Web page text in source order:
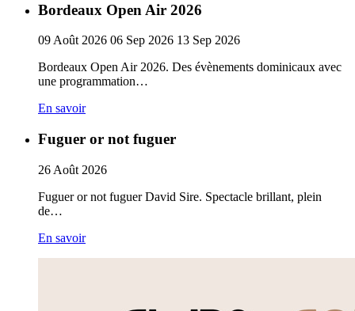
Bordeaux Open Air 2026
09Août 2026 06 Sep 2026 13 Sep 2026
Bordeaux Open Air 2026. Des évènements dominicaux avec
une programmation…
En savoir
Fuguer or not fuguer
26 Août 2026
Fuguer or not fuguer David Sire. Spectacle brillant, plein
de…
En savoir